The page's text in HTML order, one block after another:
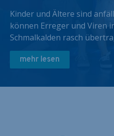
Kinder und Ältere sind
können Erreger und Viren
Schmalkalden rasch
mehr lesen